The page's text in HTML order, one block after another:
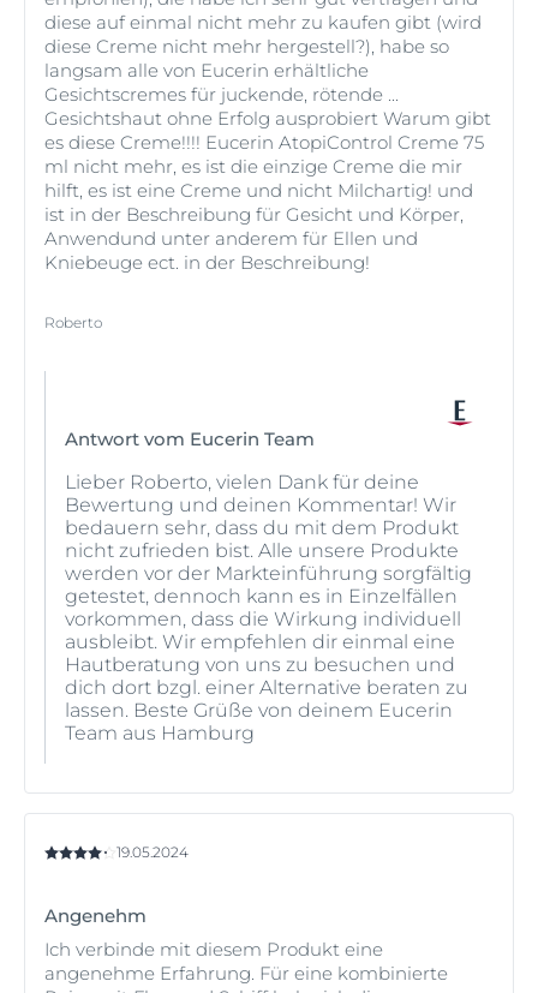
Grad-Winkel halten und gleichmäßig so oft pumpen,
bis Creme aus dem Spender austritt.
diese auf einmal nicht mehr zu kaufen gibt (wird
diese Creme nicht mehr hergestell?), habe so
langsam alle von Eucerin erhältliche
Gesichtscremes für juckende, rötende ...
Gesichtshaut ohne Erfolg ausprobiert Warum gibt
es diese Creme!!!! Eucerin AtopiControl Creme 75
ml nicht mehr, es ist die einzige Creme die mir
hilft, es ist eine Creme und nicht Milchartig! und
ist in der Beschreibung für Gesicht und Körper,
Anwendund unter anderem für Ellen und
Kniebeuge ect. in der Beschreibung!
Roberto
Antwort vom Eucerin Team
Lieber Roberto, vielen Dank für deine
Bewertung und deinen Kommentar! Wir
bedauern sehr, dass du mit dem Produkt
nicht zufrieden bist. Alle unsere Produkte
werden vor der Markteinführung sorgfältig
getestet, dennoch kann es in Einzelfällen
vorkommen, dass die Wirkung individuell
ausbleibt. Wir empfehlen dir einmal eine
Hautberatung von uns zu besuchen und
dich dort bzgl. einer Alternative beraten zu
lassen. Beste Grüße von deinem Eucerin
Team aus Hamburg
19.05.2024
Angenehm
Ich verbinde mit diesem Produkt eine
angenehme Erfahrung. Für eine kombinierte